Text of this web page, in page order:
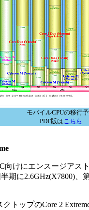
モバイルCPUの移行
PDF版はこちら
けにエンスージアス
期に2.6GHz(X7800)
トップのCore 2